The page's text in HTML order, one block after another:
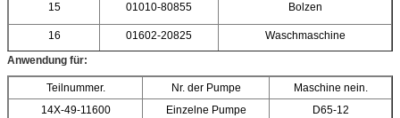
15 01010-80855 Bolzen
16 01602-20825
Waschmaschine
Anwendung für:
Teilnummer. Nr. der Pumpe
Maschine nein.
14X-49-11600
Einzelne Pumpe
D65-12